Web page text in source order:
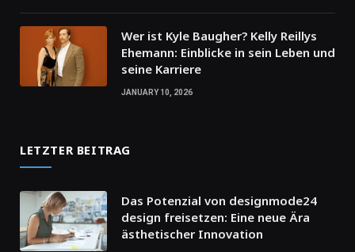
Wer ist Kyle Baugher? Kelly Reillys
Ehemann: Einblicke in sein Leben und
seine Karriere
JANUARY 10, 2026
LETZTER BEITRAG
Das Potenzial von designmode24
design freisetzen: Eine neue Ära
ästhetischer Innovation